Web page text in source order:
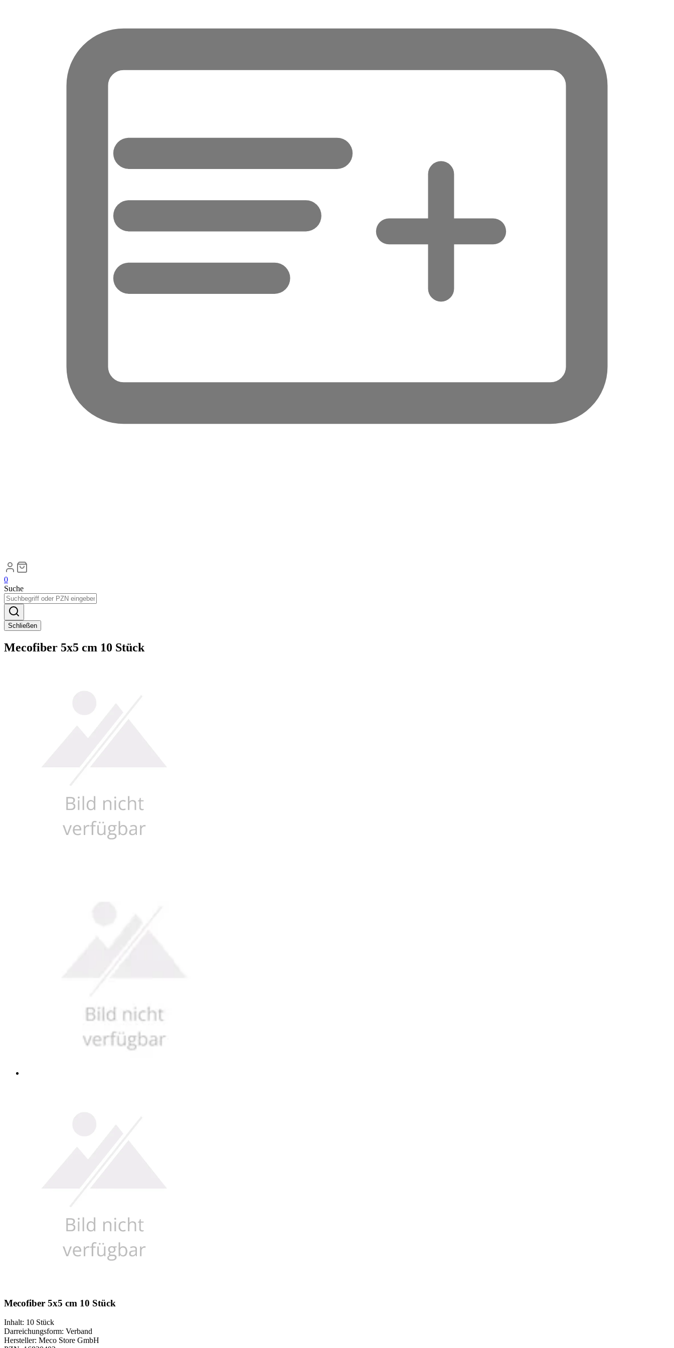
0
Suche
Schließen
Mecofiber 5x5 cm 10 Stück
Mecofiber 5x5 cm 10 Stück
Inhalt: 10 Stück
Darreichungsform: Verband
Hersteller: Meco Store GmbH